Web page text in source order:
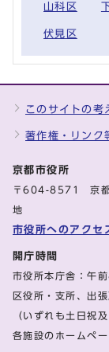
山科区
伏見区
このサイトの考
著作権・リンク
京都市役所
〒604-8571 京都
地
市役所へのアクセ
開庁時間
市役所本庁舎：午
区役所・支所、出
（いずれも土日祝
各施設のホームペ